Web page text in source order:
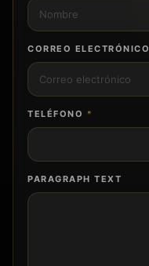
CORREO ELECTRÓNICO
TELÉFONO
PARAGRAPH TEXT